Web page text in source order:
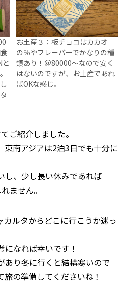
と
お土産３：板チョコはカカオ
の％やフレーバーでかなりの種
類あり！＠80000～なので安く
はないのですが、お土産であれ
ばOKな感じ。
ご紹介しました。
東南アジアは2泊3日でも十分に
し、少し長い休みであれば
ません。
カルタからどこに行こうか迷っ
なれば幸いです！
あり冬に行くと結構寒いので
の準備してくださいね！